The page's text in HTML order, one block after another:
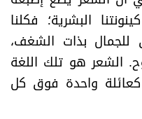
البشرية؛ فكلنا
للجمال بذات الشغف،
الشعر هو تلك اللغة
واحدة فوق كل